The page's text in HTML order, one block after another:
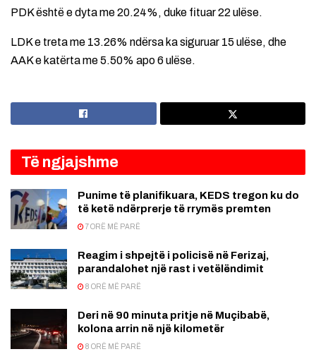
PDK është e dyta me 20.24%, duke fituar 22 ulëse.
LDK e treta me 13.26% ndërsa ka siguruar 15 ulëse, dhe
AAK e katërta me 5.50% apo 6 ulëse.
Të ngjajshme
Punime të planifikuara, KEDS tregon ku do
të ketë ndërprerje të rrymës premten
7 ORË MË PARË
Reagim i shpejtë i policisë në Ferizaj,
parandalohet një rast i vetëlëndimit
8 ORË MË PARË
Deri në 90 minuta pritje në Muçibabë,
kolona arrin në një kilometër
8 ORË MË PARË